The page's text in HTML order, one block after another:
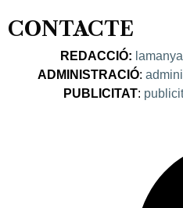
CONTACTE
REDACCIÓ:
ADMINISTRACIÓ:
PUBLICITAT: